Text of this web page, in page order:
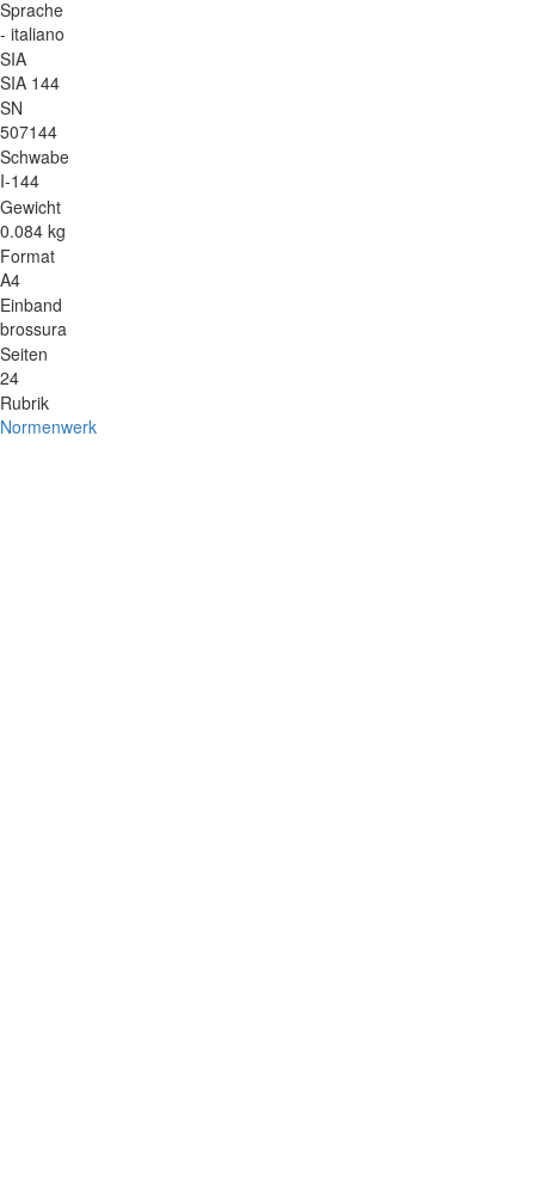
Sprache
- italiano
SIA
SIA 144
SN
507144
Schwabe
I-144
Gewicht
0.084 kg
Format
A4
Einband
brossura
Seiten
24
Rubrik
Normenwerk